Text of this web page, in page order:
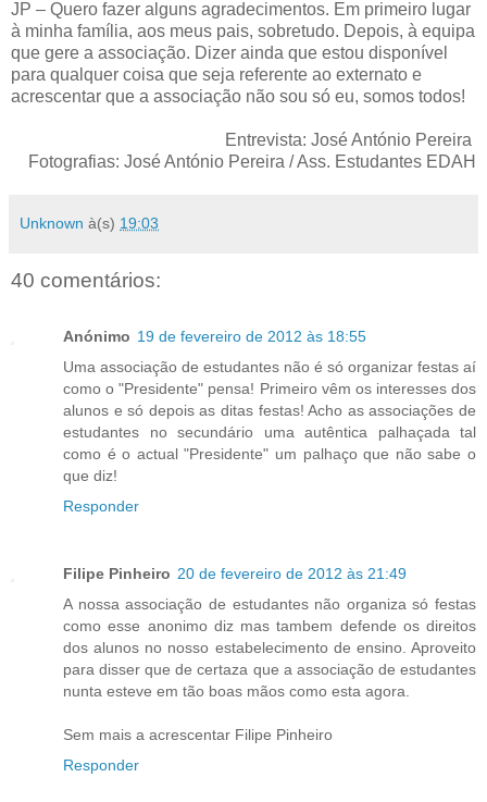
JP – Quero fazer alguns agradecimentos. Em primeiro lugar
à minha família, aos meus pais, sobretudo. Depois, à equipa
que gere a associação. Dizer ainda que estou disponível
para qualquer coisa que seja referente ao externato e
acrescentar que a associação não sou só eu, somos todos!
Entrevista: José António Pereira
Fotografias: José António Pereira / Ass. Estudantes EDAH
Unknown à(s) 19:03
40 comentários:
Anónimo 19 de fevereiro de 2012 às 18:55
Uma associação de estudantes não é só organizar festas aí
como o "Presidente" pensa! Primeiro vêm os interesses dos
alunos e só depois as ditas festas! Acho as associações de
estudantes no secundário uma autêntica palhaçada tal
como é o actual "Presidente" um palhaço que não sabe o
que diz!
Responder
Filipe Pinheiro 20 de fevereiro de 2012 às 21:49
A nossa associação de estudantes não organiza só festas
como esse anonimo diz mas tambem defende os direitos
dos alunos no nosso estabelecimento de ensino. Aproveito
para disser que de certaza que a associação de estudantes
nunta esteve em tão boas mãos como esta agora.
Sem mais a acrescentar Filipe Pinheiro
Responder